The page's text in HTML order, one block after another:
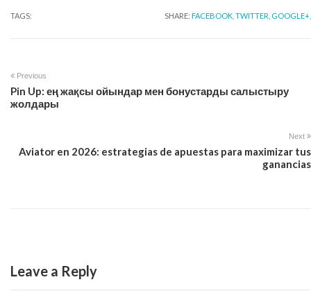
TAGS: SHARE: FACEBOOK, TWITTER, GOOGLE+,
Previous
Pin Up: ең жақсы ойындар мен бонустарды салыстыру
жолдары
Next
Aviator en 2026: estrategias de apuestas para maximizar tus
ganancias
Leave a Reply